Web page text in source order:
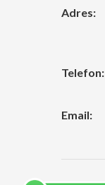
Adres:
Telefon:
Email: